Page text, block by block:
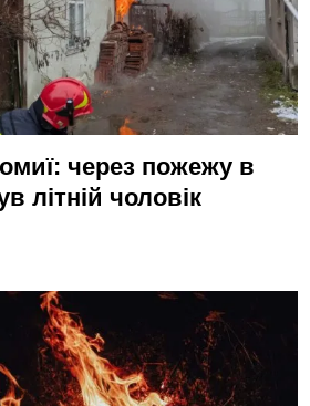
через пожежу в
літній чоловік